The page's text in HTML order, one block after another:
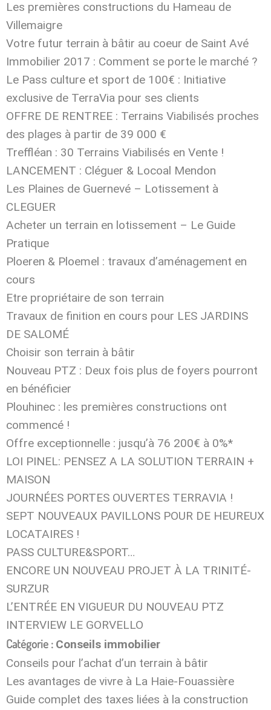
Les premières constructions du Hameau de
Villemaigre
Votre futur terrain à bâtir au coeur de Saint Avé
Immobilier 2017 : Comment se porte le marché ?
Le Pass culture et sport de 100€ : Initiative
exclusive de TerraVia pour ses clients
OFFRE DE RENTREE : Terrains Viabilisés proches
des plages à partir de 39 000 €
Treffléan : 30 Terrains Viabilisés en Vente !
LANCEMENT : Cléguer & Locoal Mendon
Les Plaines de Guernevé – Lotissement à
CLEGUER
Acheter un terrain en lotissement – Le Guide
Pratique
Ploeren & Ploemel : travaux d’aménagement en
cours
Etre propriétaire de son terrain
Travaux de finition en cours pour LES JARDINS
DE SALOMÉ
Choisir son terrain à bâtir
Nouveau PTZ : Deux fois plus de foyers pourront
en bénéficier
Plouhinec : les premières constructions ont
commencé !
Offre exceptionnelle : jusqu’à 76 200€ à 0%*
LOI PINEL: PENSEZ A LA SOLUTION TERRAIN +
MAISON
JOURNÉES PORTES OUVERTES TERRAVIA !
SEPT NOUVEAUX PAVILLONS POUR DE HEUREUX
LOCATAIRES !
PASS CULTURE&SPORT…
ENCORE UN NOUVEAU PROJET À LA TRINITÉ-
SURZUR
L’ENTRÉE EN VIGUEUR DU NOUVEAU PTZ
INTERVIEW LE GORVELLO
Catégorie : Conseils immobilier
Conseils pour l’achat d’un terrain à bâtir
Les avantages de vivre à La Haie-Fouassière
Guide complet des taxes liées à la construction